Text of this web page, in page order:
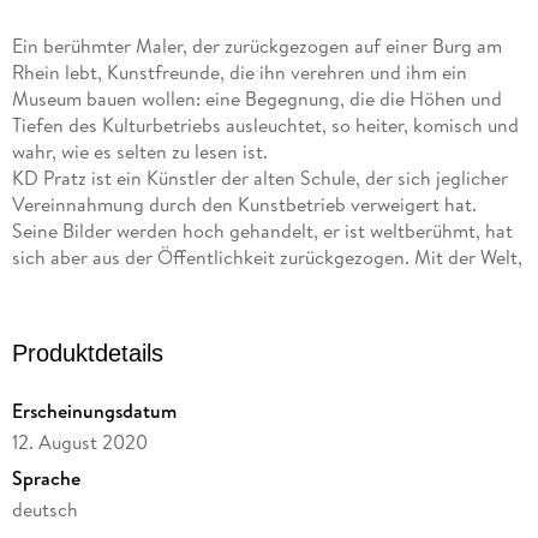
Ein berühmter Maler, der zurückgezogen auf einer Burg am
Rhein lebt, Kunstfreunde, die ihn verehren und ihm ein
Museum bauen wollen: eine Begegnung, die die Höhen und
Tiefen des Kulturbetriebs ausleuchtet, so heiter, komisch und
wahr, wie es selten zu lesen ist.
KD Pratz ist ein Künstler der alten Schule, der sich jeglicher
Vereinnahmung durch den Kunstbetrieb verweigert hat.
Seine Bilder werden hoch gehandelt, er ist weltberühmt, hat
sich aber aus der Öffentlichkeit zurückgezogen. Mit der Welt,
geplanten Neubau ausschließlich seinen Werken widmen will.
einer Meinung über die Bedeutung von KD Pratz, fühlen sich
aber hoch geehrt, als ihnen ein exklusives Treffen mit dem
Maler und ein Besuch auf seiner fast schon legendären Burg
am Rhein in Aussicht gestellt wird - und tatsächlich
stattfindet. Wie die Kunstfreunde bei dieser Begegnung mit
Produktdetails
Erscheinungsdatum
12. August 2020
Sprache
deutsch